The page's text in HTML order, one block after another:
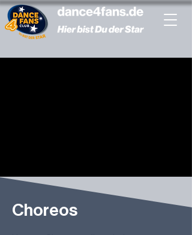
Choreos